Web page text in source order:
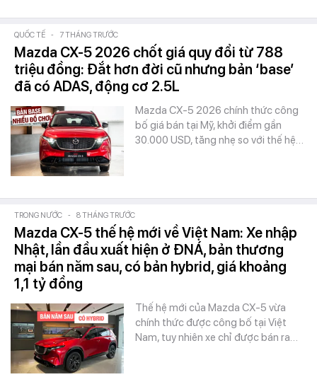
QUỐC TẾ - 7 THÁNG TRƯỚC
Mazda CX-5 2026 chốt giá quy đổi từ 788
triệu đồng: Đắt hơn đời cũ nhưng bản ‘base’
đã có ADAS, động cơ 2.5L
Mazda CX-5 2026 chính thức công
bố giá bán tại Mỹ, khởi điểm gần
30.000 USD, tăng nhẹ so với thế hệ…
TRONG NƯỚC - 8 THÁNG TRƯỚC
Mazda CX-5 thế hệ mới về Việt Nam: Xe nhập
Nhật, lần đầu xuất hiện ở ĐNÁ, bản thương
mại bán năm sau, có bản hybrid, giá khoảng
1,1 tỷ đồng
Thế hệ mới của Mazda CX-5 vừa
chính thức được công bố tại Việt
Nam, tuy nhiên xe chỉ được bán ra…